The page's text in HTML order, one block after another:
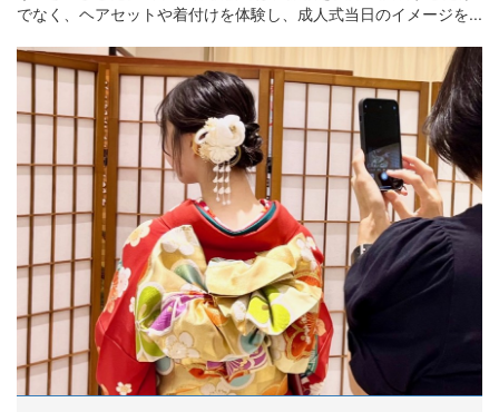
でなく、ヘアセットや着付けを体験し、成人式当日のイメージを...